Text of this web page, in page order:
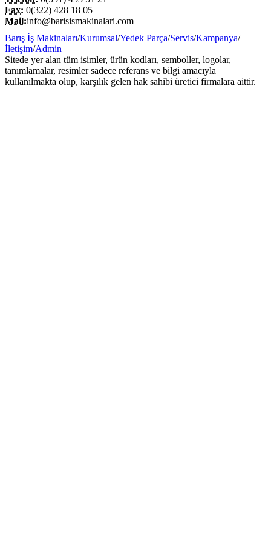
Fax: 0(322) 428 18 05
Mail:info@barisismakinalari.com
Barış İş Makinaları/Kurumsal/Yedek Parça/Servis/Kampanya/
İletişim/Admin
Sitede yer alan tüm isimler, ürün kodları, semboller, logolar,
tanımlamalar, resimler sadece referans ve bilgi amacıyla
kullanılmakta olup, karşılık gelen hak sahibi üretici firmalara aittir.